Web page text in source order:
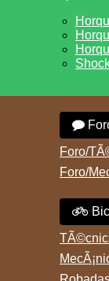
Foro/
Foro/